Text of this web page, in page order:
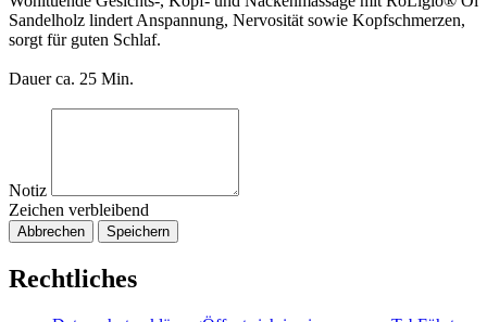
Sandelholz lindert Anspannung, Nervosität sowie Kopfschmerzen,
sorgt für guten Schlaf.
Dauer ca. 25 Min.
Notiz
Zeichen verbleibend
Abbrechen Speichern
Rechtliches